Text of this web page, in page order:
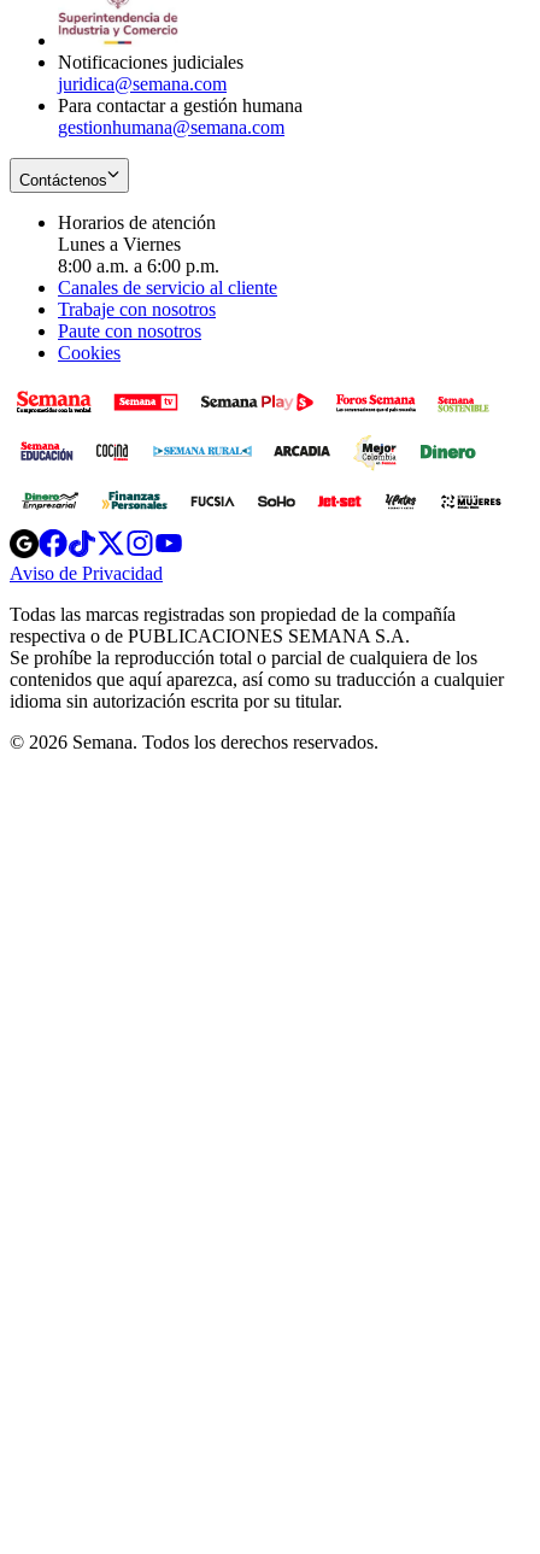
Notificaciones judiciales
juridica@semana.com
Para contactar a gestión humana
gestionhumana@semana.com
Contáctenos
Horarios de atención
Lunes a Viernes
8:00 a.m. a 6:00 p.m.
Canales de servicio al cliente
Trabaje con nosotros
Paute con nosotros
Cookies
Opens
in
new
Opens
in
new
Opens
in
new
window
Opens
new
windowwindow
Aviso de Privacidad
new
window
Todas las marcas registradas son propiedad de la compañía
respectiva o de PUBLICACIONES SEMANA S.A.
Se prohíbe la reproducción total o parcial de cualquiera de los
contenidos que aquí aparezca, así como su traducción a cualquier
idioma sin autorización escrita por su titular.
© 2026 Semana. Todos los derechos reservados.